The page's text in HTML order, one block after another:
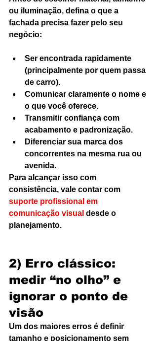
ou iluminação, defina o que a
fachada precisa fazer pelo seu
negócio:
Ser encontrada rapidamente
(principalmente por quem passa
de carro).
Comunicar claramente o nome e
o que você oferece.
Transmitir confiança com
acabamento e padronização.
Diferenciar sua marca dos
concorrentes na mesma rua ou
avenida.
Para alcançar isso com
consistência, vale contar com
suporte profissional em
comunicação visual desde o
planejamento.
2) Erro clássico:
medir “no olho” e
ignorar o ponto de
visão
Um dos maiores erros é definir
tamanho e posicionamento sem